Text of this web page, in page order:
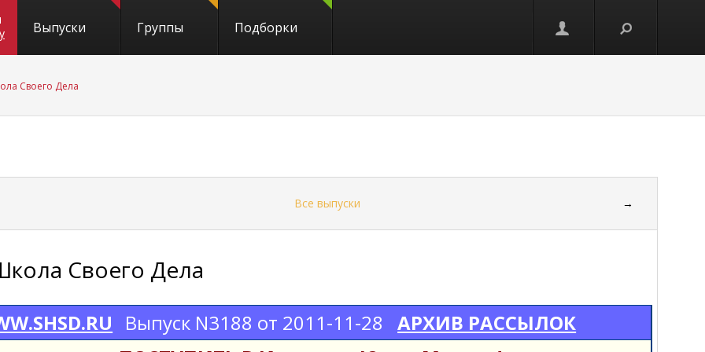
Выпуски Группы Подборки
Своего Дела
Все выпуски →
Своего Дела
Выпуск N3188 от 2011-11-28
АРХИВ РАССЫЛОК